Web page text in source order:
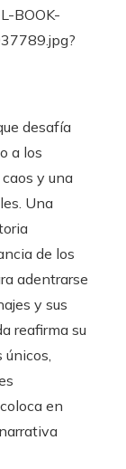
desafía
a los
y una
Una
de los
adentrarse
y sus
reafirma su
únicos,
en